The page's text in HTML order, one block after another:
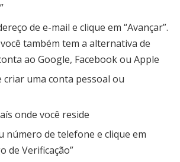
de e-mail e clique em “Avançar”.
também tem a alternativa de
ao Google, Facebook ou Apple
criar uma conta pessoal ou
onde você reside
número de telefone e clique em
de Verificação”